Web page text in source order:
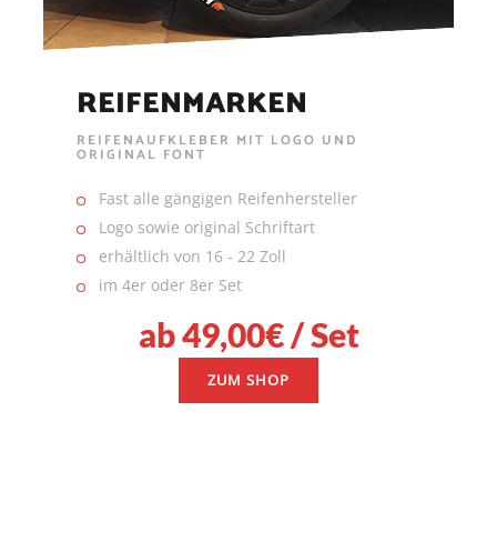
REIFENMARKEN
REIFENAUFKLEBER MIT LOGO UND
ORIGINAL FONT
Fast alle gängigen Reifenhersteller
Logo sowie original Schriftart
erhältlich von 16 - 22 Zoll
im 4er oder 8er Set
ab 49,00€ / Set
ZUM SHOP